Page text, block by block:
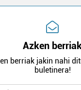
Azken
berriak jakin nahi
buletinera!